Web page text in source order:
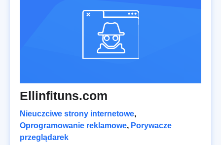
Ellinfituns.com
Nieuczciwe strony internetowe,
Oprogramowanie reklamowe, Porywacze
przeglądarek